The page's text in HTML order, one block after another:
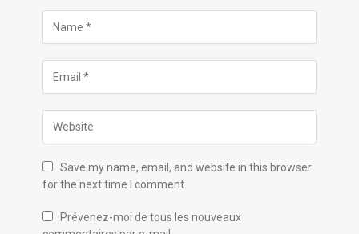
Save my name, email, and website in this browser
for the next time I comment.
Prévenez-moi de tous les nouveaux